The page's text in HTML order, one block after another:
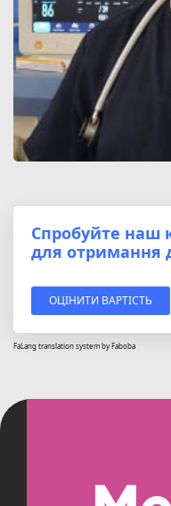
Спробуйте наш
для отримання
ОЦІНИТИ ВАРТІСТЬ
FaLang translation system by Faboba